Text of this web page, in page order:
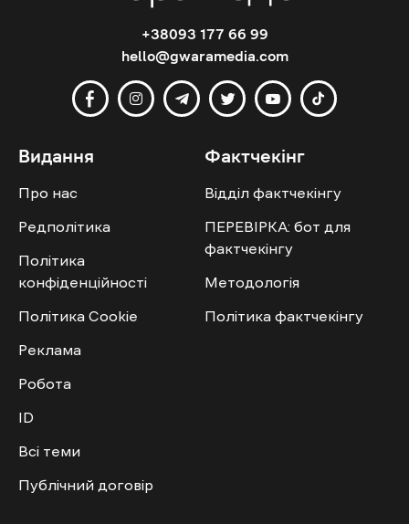
+38093 177 66 99
hello@gwaramedia.com
Видання
Про нас
Редполітика
Політика
конфіденційності
Політика Cookie
Реклама
Робота
ID
Всі теми
Публічний договір
Фактчекінг
Відділ фактчекінгу
ПЕРЕВІРКА: бот для
фактчекінгу
Методологія
Політика фактчекінгу